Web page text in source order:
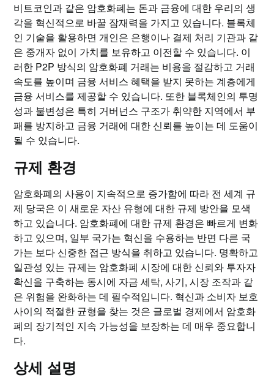
비트코인과 같은 암호화폐는 돈과 금융에 대한 우리의 생
각을 혁신적으로 바꿀 잠재력을 가지고 있습니다. 블록체
인 기술을 활용하면 개인은 은행이나 결제 처리 기관과 같
은 중개자 없이 가치를 보유하고 이전할 수 있습니다. 이
러한 P2P 방식의 암호화폐 거래는 비용을 절감하고 거래
속도를 높이며 금융 서비스 혜택을 받지 못하는 계층에게
금융 서비스를 제공할 수 있습니다. 또한 블록체인의 투명
성과 불변성은 특히 거버넌스 구조가 취약한 지역에서 부
패를 방지하고 금융 거래에 대한 신뢰를 높이는 데 도움이
될 수 있습니다.
규제 환경
암호화폐의 사용이 지속적으로 증가함에 따라 전 세계 규
제 당국은 이 새로운 자산 유형에 대한 규제 방안을 모색
하고 있습니다. 암호화폐에 대한 규제 환경은 빠르게 변화
하고 있으며, 일부 국가는 혁신을 수용하는 반면 다른 국
가는 보다 신중한 접근 방식을 취하고 있습니다. 명확하고
일관성 있는 규제는 암호화폐 시장에 대한 신뢰와 투자자
확신을 구축하는 동시에 자금 세탁, 사기, 시장 조작과 같
은 위험을 완화하는 데 필수적입니다. 혁신과 소비자 보호
사이의 적절한 균형을 찾는 것은 글로벌 경제에서 암호화
폐의 장기적인 지속 가능성을 보장하는 데 매우 중요합니
다.
상세 설명